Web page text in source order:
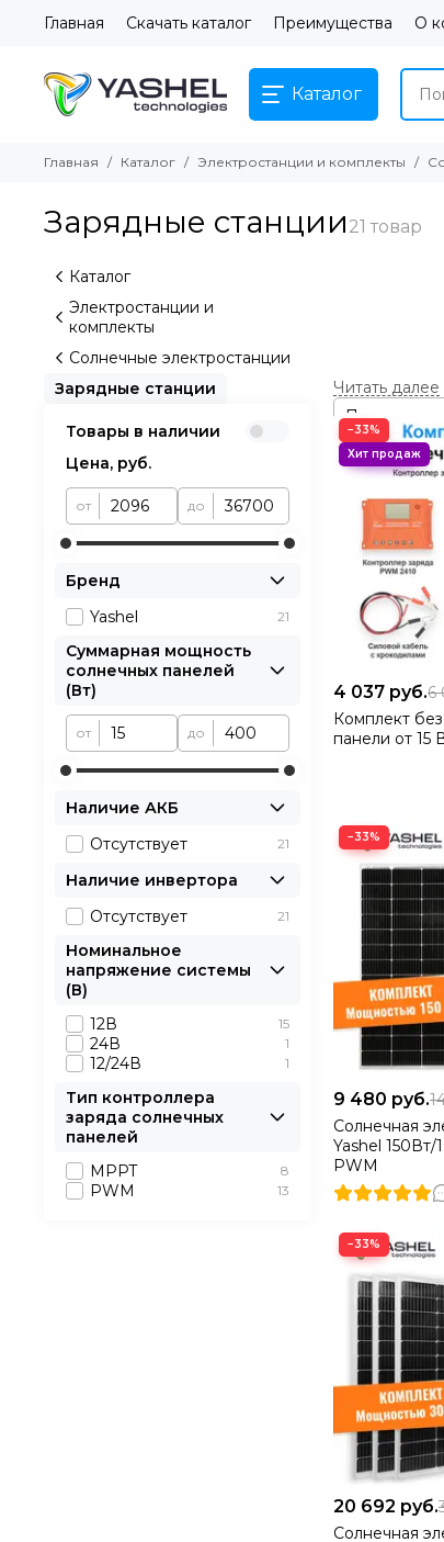
Главная Скачать каталог Преимущества О
Каталог
Главная Каталог Электростанции и комплекты
Зарядные станции
−33%
4 037 руб.6
Комплект
панели от 15
−33%
9 480 руб.
Солнечная
Yashel
PWM
−33%
20 692 руб.
Солнечная
Каталог
Электростанции и
комплекты
Солнечные электростанции
Зарядные станции
Товары в наличии
Цена, руб.
от до
Бренд
Yashel
21
Суммарная мощность
солнечных панелей
(Вт)
от до
Наличие АКБ
Отсутствует
21
Наличие инвертора
Отсутствует
21
Номинальное
напряжение системы
(В)
12В
15
24В 1
12/24В 1
Тип контроллера
заряда солнечных
панелей
MPPT
8
PWM 13